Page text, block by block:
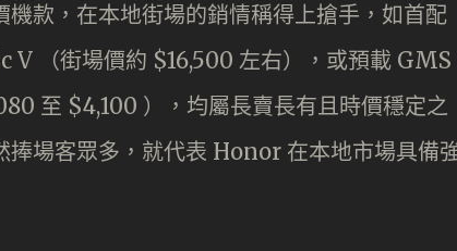
款，在本地街場的銷情稱得上搶手，如首配
（街場價約 $16,500 左右），或預載 GMS
至 $4,100 ），均屬長賣長有且時價穩定之
場客眾多，就代表 Honor 在本地市場具備